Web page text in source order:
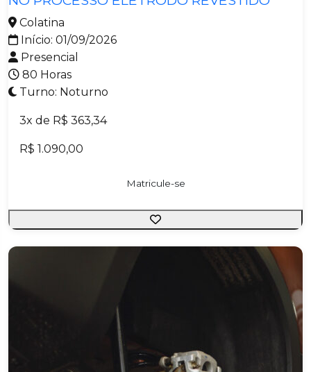
Colatina
Início: 01/09/2026
Presencial
80 Horas
Turno: Noturno
3x de R$ 363,34
R$ 1.090,00
Matricule-se